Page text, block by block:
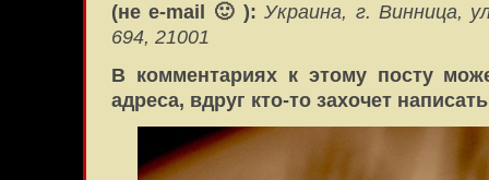
(не e-mail 🙂 ): Украина, г. Винница,
694, 21001
В комментариях к этому посту
адреса, вдруг кто-то захочет